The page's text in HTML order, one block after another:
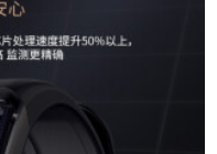
米4
电